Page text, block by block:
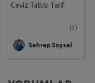
Ceviz Tatlısı Tarif
(3)
Sahrap Soysal